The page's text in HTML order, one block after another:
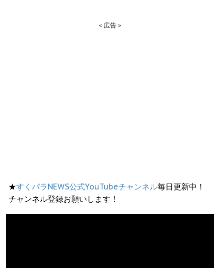
＜広告＞
★すくパラNEWS公式YouTubeチャンネル毎日更新中！
チャンネル登録お願いします！